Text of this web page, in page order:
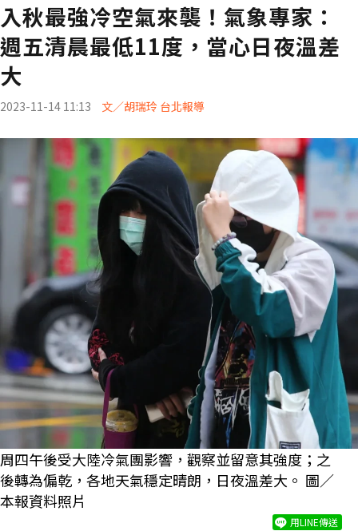
入秋最強冷空氣來襲！氣象專家：
週五清晨最低11度，當心日夜溫差
大
2023-11-14 11:13 文／胡瑞玲 台北報導
周四午後受大陸冷氣團影響，觀察並留意其強度；之
後轉為偏乾，各地天氣穩定晴朗，日夜溫差大。 圖／
本報資料照片
用LINE傳送